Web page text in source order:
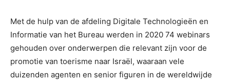
Met de hulp van de afdeling Digitale Technologieën en
Informatie van het Bureau werden in 2020 74 webinars
gehouden over onderwerpen die relevant zijn voor de
promotie van toerisme naar Israël, waaraan vele
duizenden agenten en senior figuren in de wereldwijde